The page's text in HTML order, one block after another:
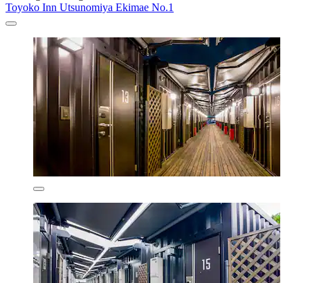
Toyoko Inn Utsunomiya Ekimae No.1